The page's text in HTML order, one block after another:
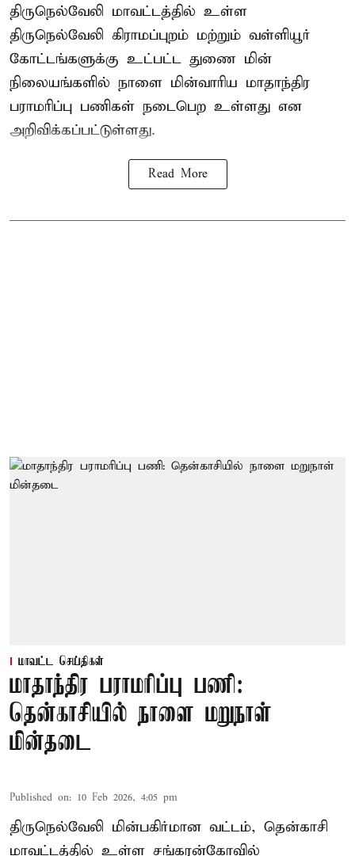
திருநெல்வேலி மாவட்டத்தில் உள்ள
திருநெல்வேலி கிராமப்புறம் மற்றும் வள்ளியூர்
கோட்டங்களுக்கு உட்பட்ட துணை மின்
நிலையங்களில் நாளை மின்வாரிய மாதாந்திர
பராமரிப்பு பணிகள் நடைபெற உள்ளது என
அறிவிக்கப்பட்டுள்ளது.
Read More
மாவட்ட செய்திகள்
மாதாந்திர பராமரிப்பு பணி:
தென்காசியில் நாளை மறுநாள்
மின்தடை
Published on: 10 Feb 2026, 4:05 pm
திருநெல்வேலி மின்பகிர்மான வட்டம், தென்காசி
மாவட்டத்தில் உள்ள சங்கரன்கோவில்